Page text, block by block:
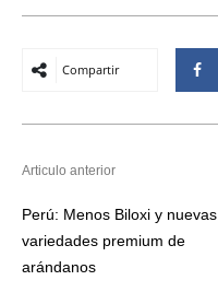
Compartir
Articulo anterior
Perú: Menos Biloxi y nuevas
variedades premium de
arándanos